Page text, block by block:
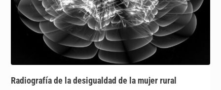
Radiografía de la desigualdad de la mujer rural